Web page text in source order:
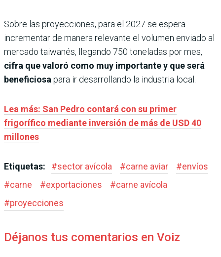
Sobre las proyecciones, para el 2027 se espera
incrementar de manera relevante el volumen enviado al
mercado taiwanés, llegando 750 toneladas por mes,
cifra que valoró como muy importante y que será
beneficiosa para ir desarrollando la industria local.
Lea más: San Pedro contará con su primer
frigorífico mediante inversión de más de USD 40
millones
Etiquetas: #sector avícola #carne aviar #envíos
#carne #exportaciones #carne avícola
#proyecciones
Déjanos tus comentarios en Voiz